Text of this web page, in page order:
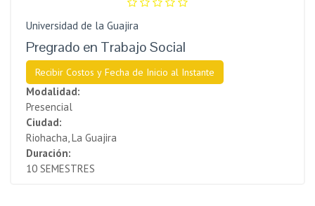
Universidad de la Guajira
Pregrado en Trabajo Social
Recibir Costos y Fecha de Inicio al Instante
Modalidad:
Presencial
Ciudad:
Riohacha, La Guajira
Duración:
10 SEMESTRES